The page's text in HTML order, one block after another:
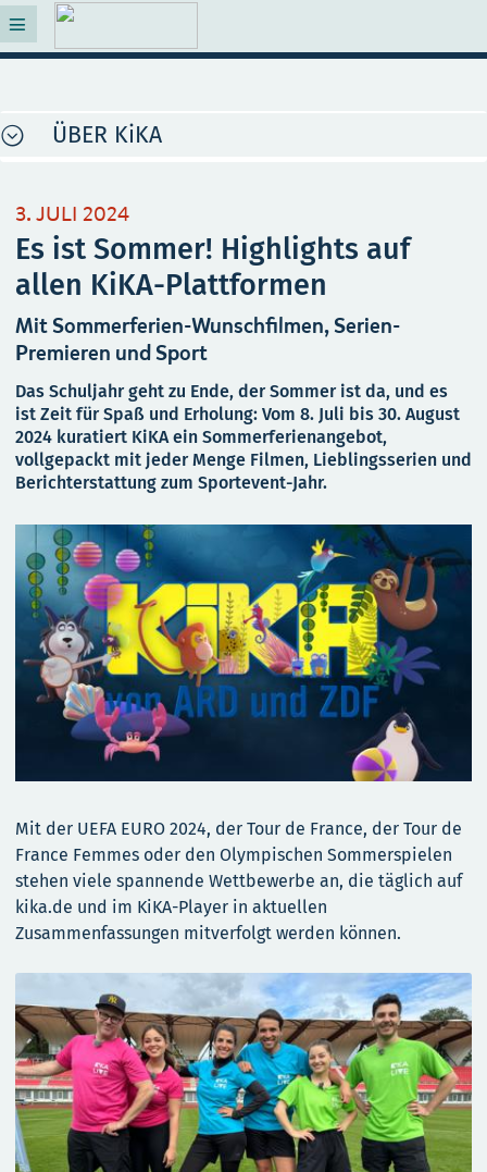
ÜBER KiKA
3. JULI 2024
Es ist Sommer! Highlights auf
allen KiKA-Plattformen
Mit Sommerferien-Wunschfilmen, Serien-
Premieren und Sport
Das Schuljahr geht zu Ende, der Sommer ist da, und es
ist Zeit für Spaß und Erholung: Vom 8. Juli bis 30. August
2024 kuratiert KiKA ein Sommerferienangebot,
vollgepackt mit jeder Menge Filmen, Lieblingsserien und
Berichterstattung zum Sportevent-Jahr.
Mit der UEFA EURO 2024, der Tour de France, der Tour de
France Femmes oder den Olympischen Sommerspielen
stehen viele spannende Wettbewerbe an, die täglich auf
kika.de und im KiKA-Player in aktuellen
Zusammenfassungen mitverfolgt werden können.